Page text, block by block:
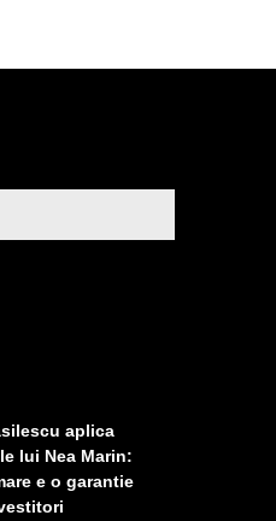
aplica
lui Nea Marin:
e o garantie